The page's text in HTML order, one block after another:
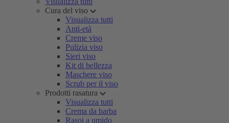
Cura del viso
Visualizza tutti
Anti-età
Creme viso
Pulizia viso
Sieri viso
Kit di bellezza
Maschere viso
Scrub per il viso
Prodotti rasatura
Visualizza tutti
Crema da barba
Rasoi a umido